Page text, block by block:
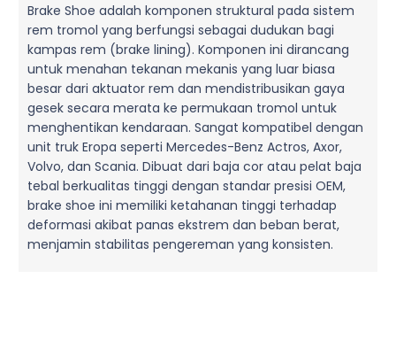
Brake Shoe adalah komponen struktural pada sistem
rem tromol yang berfungsi sebagai dudukan bagi
kampas rem (brake lining). Komponen ini dirancang
untuk menahan tekanan mekanis yang luar biasa
besar dari aktuator rem dan mendistribusikan gaya
gesek secara merata ke permukaan tromol untuk
menghentikan kendaraan. Sangat kompatibel dengan
unit truk Eropa seperti Mercedes-Benz Actros, Axor,
Volvo, dan Scania. Dibuat dari baja cor atau pelat baja
tebal berkualitas tinggi dengan standar presisi OEM,
brake shoe ini memiliki ketahanan tinggi terhadap
deformasi akibat panas ekstrem dan beban berat,
menjamin stabilitas pengereman yang konsisten.